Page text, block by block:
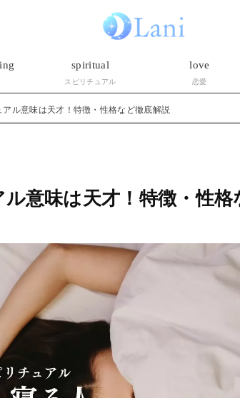
spiritual
スピリチュアル
love
恋愛
ル意味は天才！特徴・性格など徹底解説
意味は天才！特徴・性格